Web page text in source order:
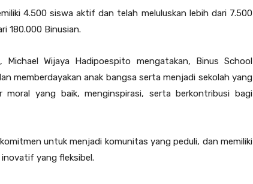
4.500 siswa aktif dan telah meluluskan lebih dari 7.500
180.000 Binusian.
Wijaya Hadipoespito mengatakan, Binus School
memberdayakan anak bangsa serta menjadi sekolah yang
moral yang baik, menginspirasi, serta berkontribusi bagi
untuk menjadi komunitas yang peduli, dan memiliki
yang fleksibel.